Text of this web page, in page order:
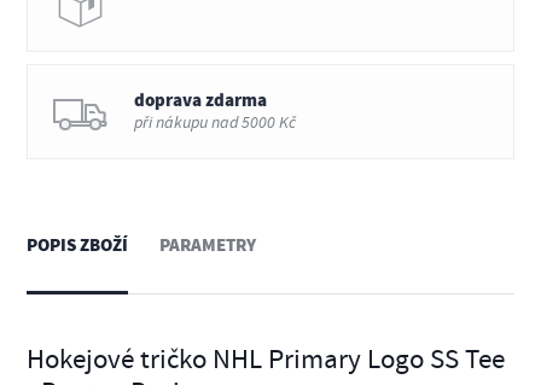
doprava zdarma
při nákupu nad 5000 Kč
POPIS ZBOŽÍ
Hokejové tričko NHL Primary Logo SS Tee
PARAMETRY